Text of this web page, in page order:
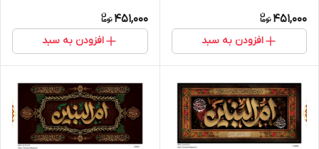
451,000
افزودن به سبد
451,000
افزودن به سبد